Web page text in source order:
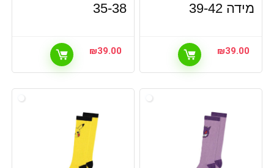
מידה 39-42
₪39.00
35-38
₪39.00